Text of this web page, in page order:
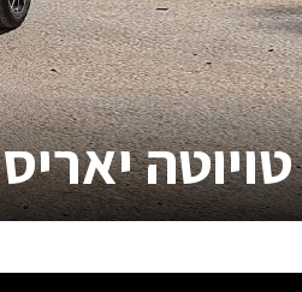
טויוטה יאריס